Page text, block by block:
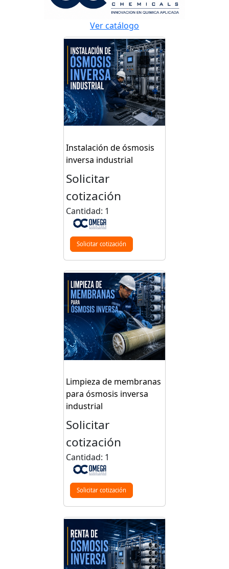
Ver catálogo
Instalación de ósmosis
inversa industrial
Solicitar
cotización
Cantidad: 1
Solicitar cotización
Limpieza de membranas
para ósmosis inversa
industrial
Solicitar
cotización
Cantidad: 1
Solicitar cotización